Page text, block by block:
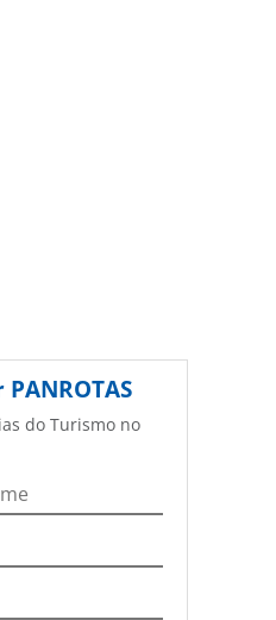
PANROTAS
do Turismo no